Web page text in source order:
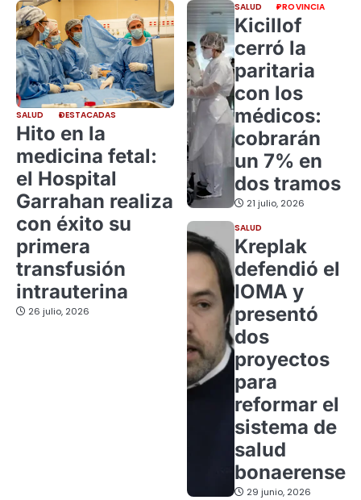
SALUD DESTACADAS
Hito en la
medicina fetal:
el Hospital
Garrahan realiza
con éxito su
primera
transfusión
intrauterina
26 julio, 2026
SALUD PROVINCIA
Kicillof
cerró la
paritaria
con los
médicos:
cobrarán
un 7% en
dos tramos
21 julio, 2026
SALUD
Kreplak
defendió el
IOMA y
presentó
dos
proyectos
para
reformar el
sistema de
salud
bonaerense
29 junio, 2026